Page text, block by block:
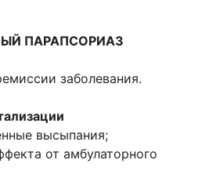
ПАРАПСОРИАЗ
заболевания.
высыпания;
от амбулаторного